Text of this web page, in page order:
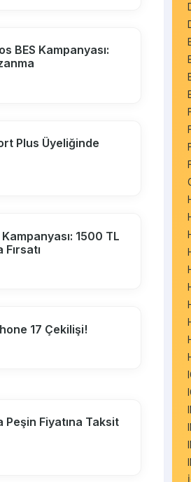
BES Kampanyası:
Plus Üyeliğinde
1500 TL
17 Çekilişi!
Fiyatına Taksit